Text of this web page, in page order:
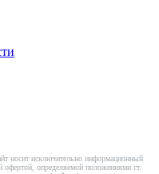
носит исключительно информационный
офертой, определяемой положениями ст.